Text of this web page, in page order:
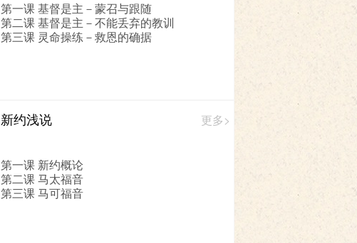
第一课 基督是主－蒙召与跟随
第二课 基督是主－不能丢弃的教训
第三课 灵命操练－救恩的确据
新约浅说 更多>
第一课 新约概论
第二课 马太福音
第三课 马可福音